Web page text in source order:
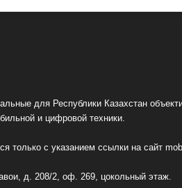
для Республики Казахстан
и цифровой техники.
только с указанием ссылки на сайт
д. 208/2, оф. 269, цокольный этаж.